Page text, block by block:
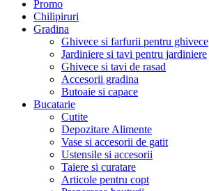
Promo
Chilipiruri
Gradina
Ghivece si farfurii pentru ghivece
Jardiniere si tavi pentru jardiniere
Ghivece si tavi de rasad
Accesorii gradina
Butoaie si capace
Bucatarie
Cutite
Depozitare Alimente
Vase si accesorii de gatit
Ustensile si accesorii
Taiere si curatare
Articole pentru copt